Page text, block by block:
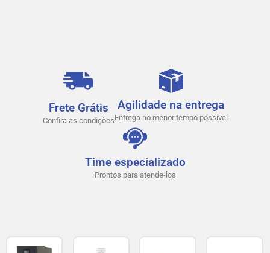
Frete Grátis
Confira as condições
Agilidade na entrega
Entrega no menor tempo possível
Time especializado
Prontos para atende-los